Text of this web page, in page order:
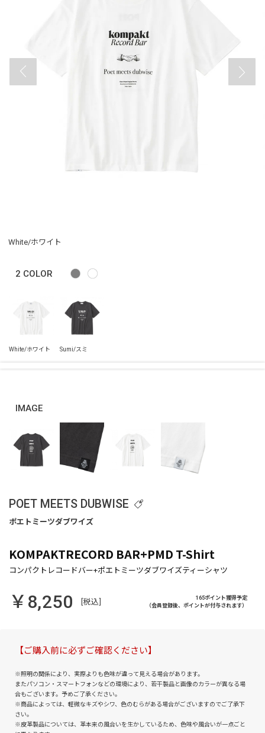
White/ホワイト
2 COLOR
IMAGE
POET MEETS DUBWISE
KOMPAKTRECORD BAR+PMD T-Shirt
￥8,250 [税込]
165ポイント獲得予定
（会員登録後、ポイントが付与されます）
【ご購入前に必ずご確認ください】
※照明の関係により、実際よりも色味が違って見える場合があります。
またパソコン・スマートフォンなどの環境により、若干製品と画像のカラーが異なる場
合もございます。予めご了承ください。
※商品によっては、軽微なキズやシワ、色のむらがある場合がございますのでご了承下
さい。
※皮革製品については、革本来の風合いを生かしているため、色味や風合いが一点ごと